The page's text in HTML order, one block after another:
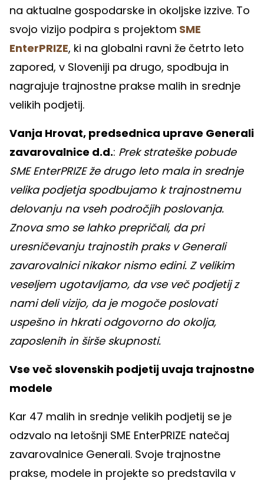
na aktualne gospodarske in okoljske izzive. To
svojo vizijo podpira s projektom SME
EnterPRIZE, ki na globalni ravni že četrto leto
zapored, v Sloveniji pa drugo, spodbuja in
nagrajuje trajnostne prakse malih in srednje
velikih podjetij.
Vanja Hrovat, predsednica uprave Generali
zavarovalnice d.d.: Prek strateške pobude
SME EnterPRIZE že drugo leto mala in srednje
velika podjetja spodbujamo k trajnostnemu
delovanju na vseh področjih poslovanja.
Znova smo se lahko prepričali, da pri
uresničevanju trajnostih praks v Generali
zavarovalnici nikakor nismo edini. Z velikim
veseljem ugotavljamo, da vse več podjetij z
nami deli vizijo, da je mogoče poslovati
uspešno in hkrati odgovorno do okolja,
zaposlenih in širše skupnosti.
Vse več slovenskih podjetij uvaja trajnostne
modele
Kar 47 malih in srednje velikih podjetij se je
odzvalo na letošnji SME EnterPRIZE natečaj
zavarovalnice Generali. Svoje trajnostne
prakse, modele in projekte so predstavila v